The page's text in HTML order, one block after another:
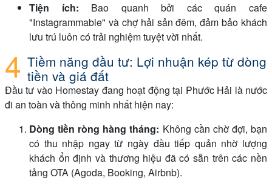
Tiện ích: Bao quanh bởi các quán cafe
"Instagrammable" và chợ hải sản đêm, đảm bảo khách
lưu trú luôn có trải nghiệm tuyệt vời nhất.
Tiềm năng đầu tư: Lợi nhuận kép từ dòng
tiền và giá đất
Đầu tư vào Homestay đang hoạt động tại Phước Hải là nước
đi an toàn và thông minh nhất hiện nay:
Dòng tiền ròng hàng tháng: Không cần chờ đợi, bạn
có thu nhập ngay từ ngày đầu tiếp quản nhờ lượng
khách ổn định và thương hiệu đã có sẵn trên các nền
tảng OTA (Agoda, Booking, Airbnb).